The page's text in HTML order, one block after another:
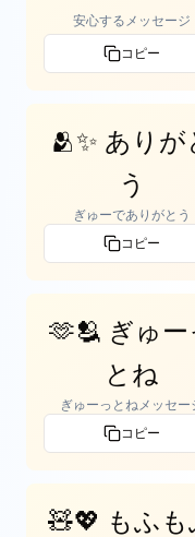
安心するメッセージ
コピー
🫂✨ ありが
う
ぎゅーでありがとう
コピー
🫶🫂 ぎゅー
とね
ぎゅーっとねメッセー
コピー
🧸💖 もふも